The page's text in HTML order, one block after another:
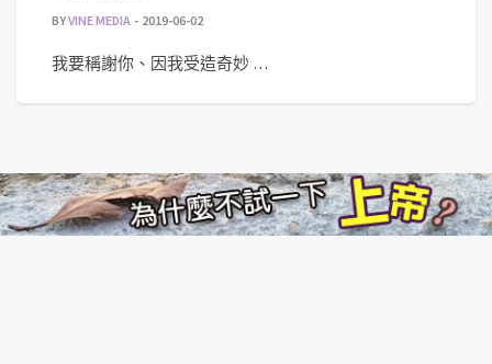
BYVINE MEDIA 2019-06-02
我要稱謝你、因我受造奇妙 …